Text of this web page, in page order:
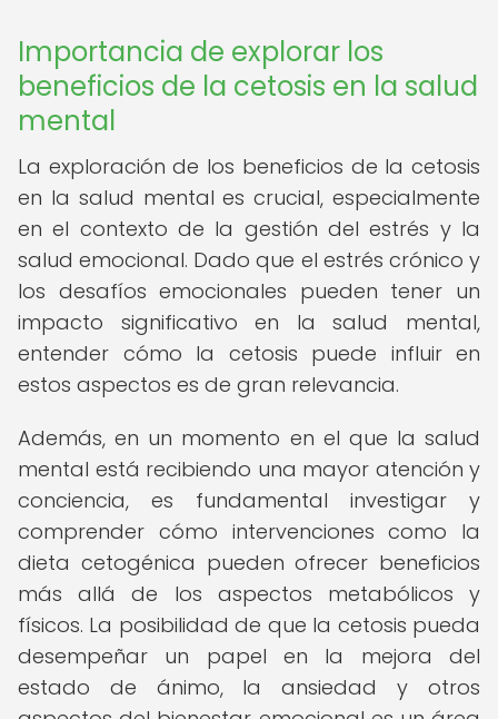
Importancia de explorar los
beneficios de la cetosis en la salud
mental
La exploración de los beneficios de la cetosis
en la salud mental es crucial, especialmente
en el contexto de la gestión del estrés y la
salud emocional. Dado que el estrés crónico y
los desafíos emocionales pueden tener un
impacto significativo en la salud mental,
entender cómo la cetosis puede influir en
estos aspectos es de gran relevancia.
Además, en un momento en el que la salud
mental está recibiendo una mayor atención y
conciencia, es fundamental investigar y
comprender cómo intervenciones como la
dieta cetogénica pueden ofrecer beneficios
más allá de los aspectos metabólicos y
físicos. La posibilidad de que la cetosis pueda
desempeñar un papel en la mejora del
estado de ánimo, la ansiedad y otros